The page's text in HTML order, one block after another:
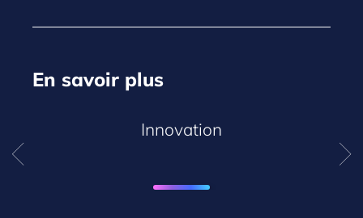
En savoir plus
Innovation